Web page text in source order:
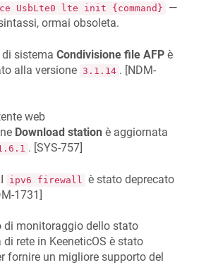
UsbLte0 lte init {command}
—
ormai obsoleta.
sistema Condivisione file AFP è
alla versione 3.1.14 . [NDM-
web
Download station è aggiornata
. [SYS-757]
ipv6 firewall
è stato deprecato
1731]
di monitoraggio dello stato
rete in KeeneticOS è stato
fornire un migliore supporto del